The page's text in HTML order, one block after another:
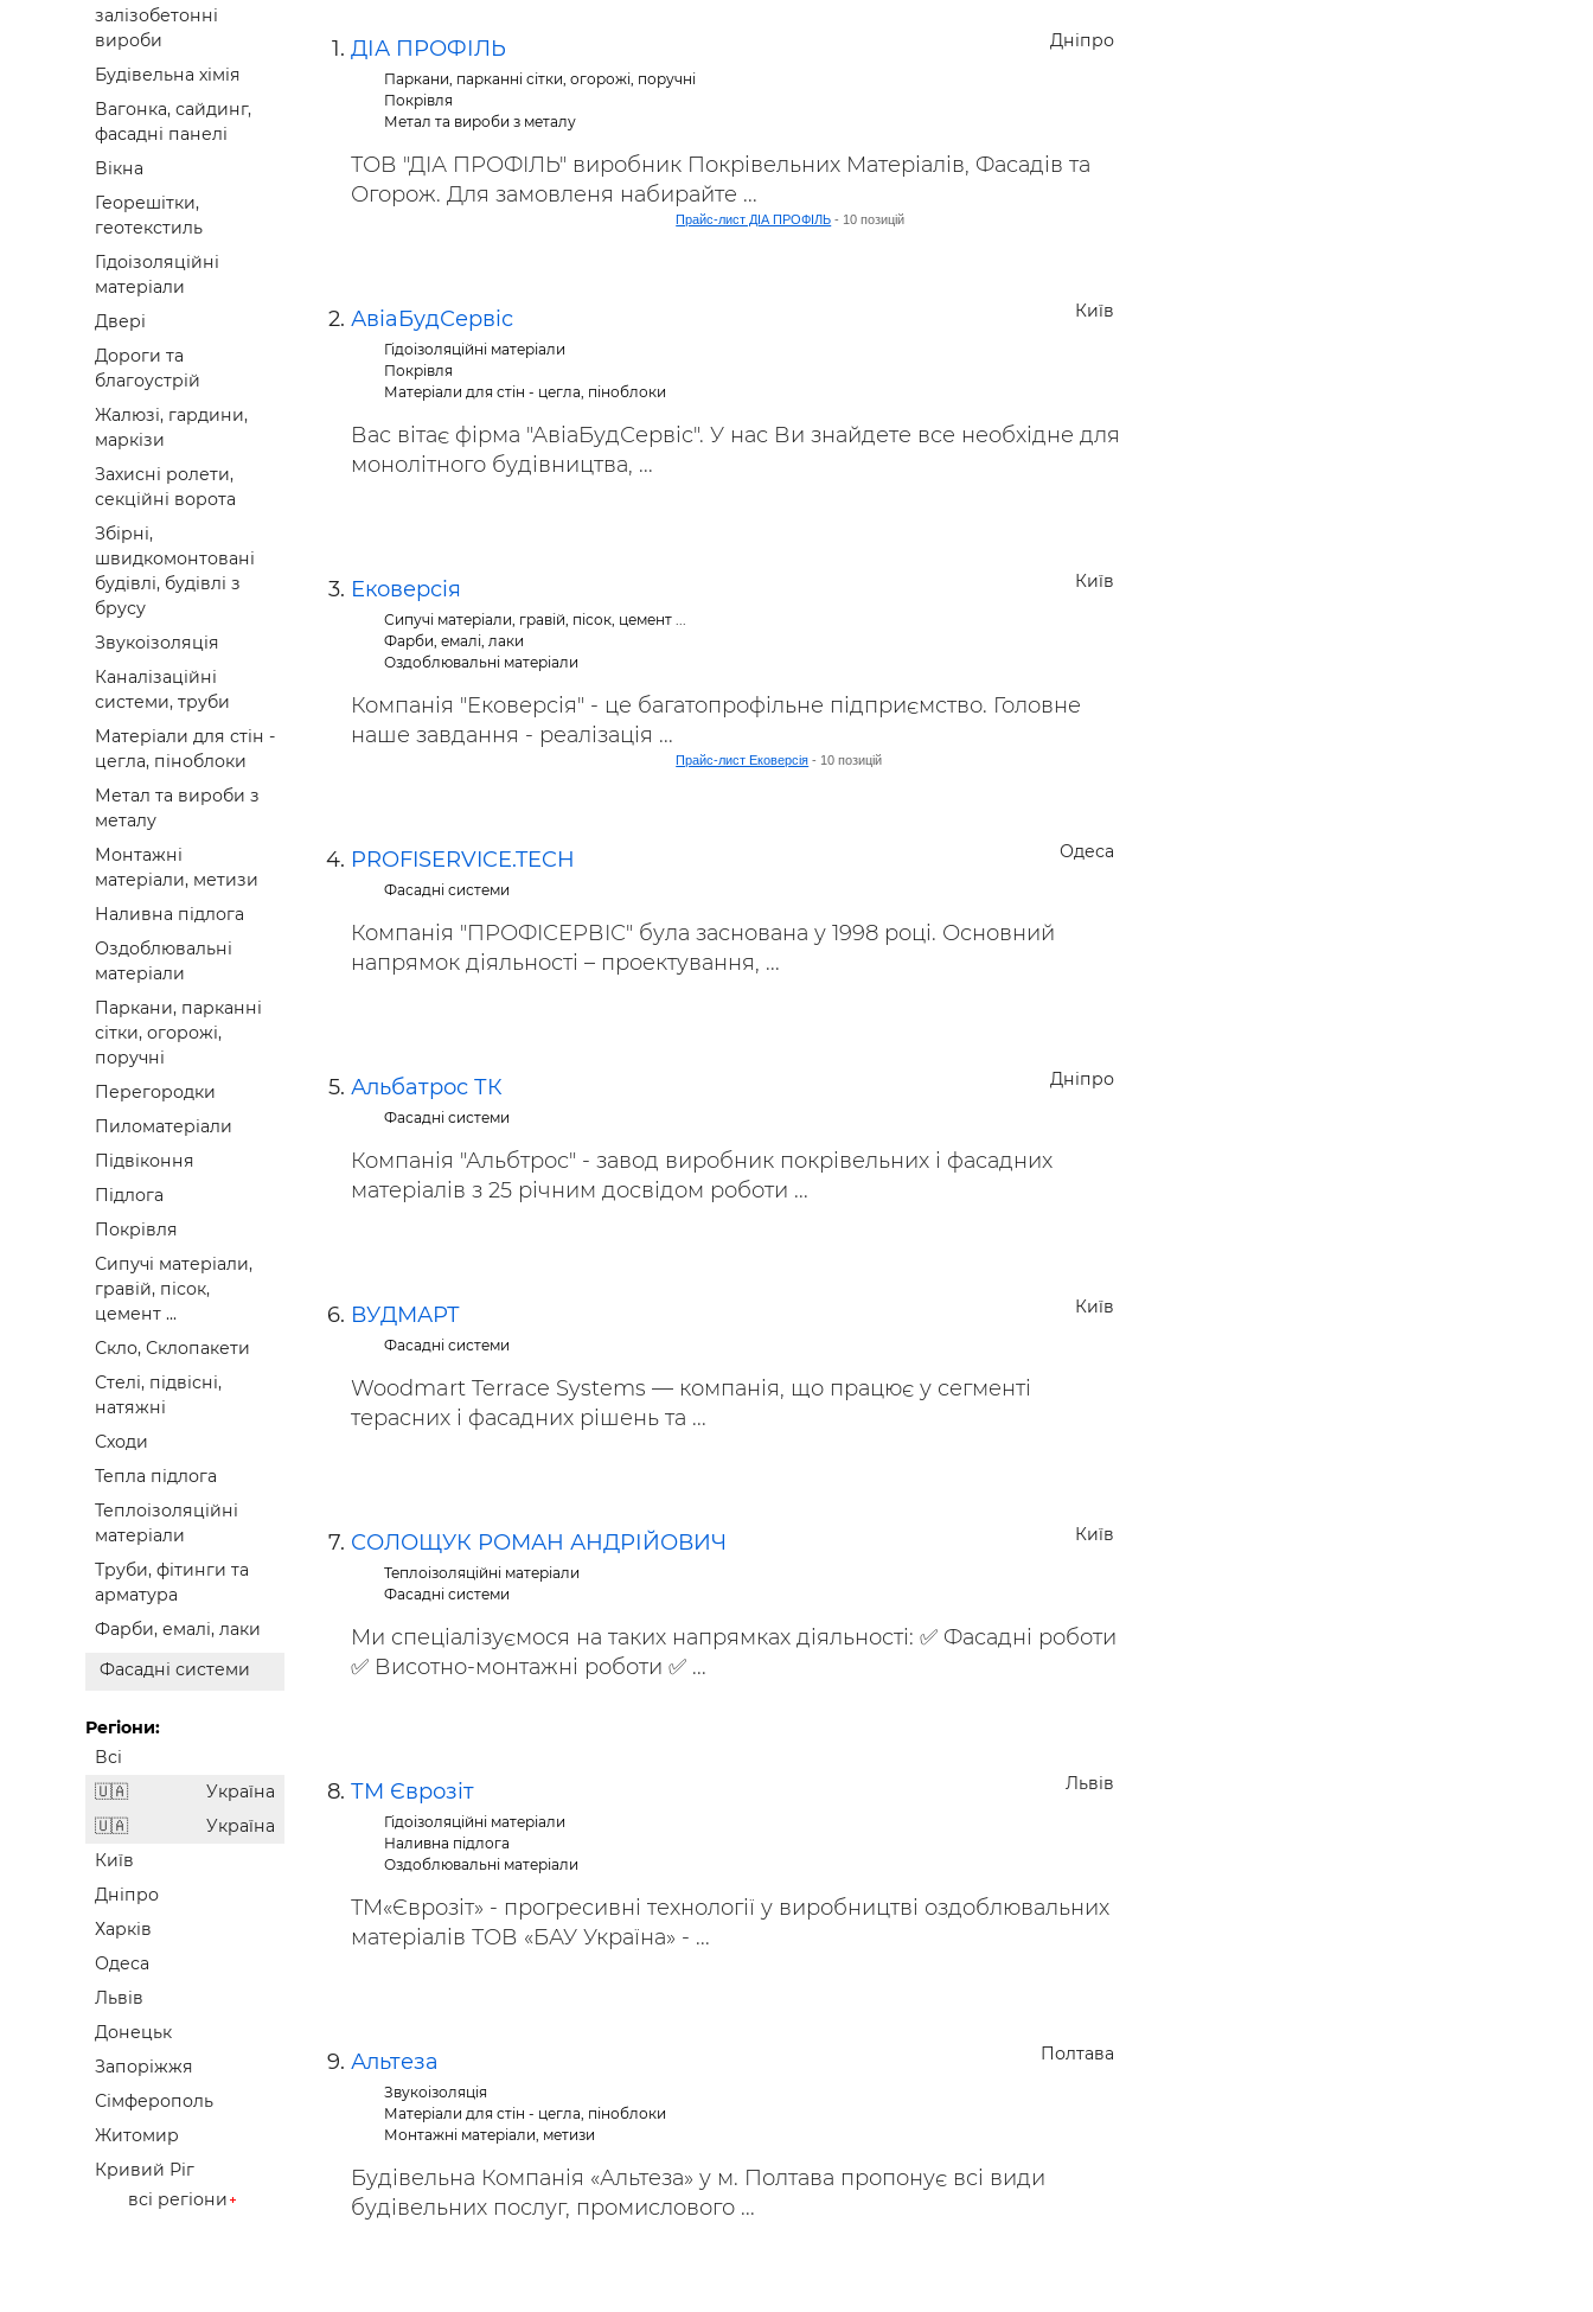
залізобетонні
вироби
Будівельна хімія
Вагонка, сайдинг,
фасадні панелі
Вікна
Георешітки,
геотекстиль
Гідоізоляційні
матеріали
Двері
Дороги та
благоустрій
Жалюзі, гардини,
маркізи
Захисні ролети,
секційні ворота
Збірні,
швидкомонтовані
будівлі, будівлі з
брусу
Звукоізоляція
Каналізаційні
системи, труби
Матеріали для стін -
цегла, піноблоки
Метал та вироби з
металу
Монтажні
матеріали, метизи
Наливна підлога
Оздоблювальні
матеріали
Паркани, парканні
сітки, огорожі,
поручні
Перегородки
Пиломатеріали
Підвіконня
Підлога
Покрівля
Сипучі матеріали,
гравій, пісок,
цемент ...
Скло, Склопакети
Стелі, підвісні,
натяжні
Сходи
Тепла підлога
Теплоізоляційні
матеріали
Труби, фітинги та
арматура
Фарби, емалі, лаки
Фасадні системи
Регіони:
Всі
Україна
Україна
Київ
Дніпро
Харків
Одеса
Львів
Донецьк
Запоріжжя
Сімферополь
Житомир
Кривий Ріг
всі регіони
Дніпро
ДІА ПРОФІЛЬ
Паркани, парканні сітки, огорожі, поручні
Покрівля
Метал та вироби з металу
ТОВ "ДІА ПРОФІЛЬ" виробник Покрівельних Матеріалів, Фасадів та
Огорож. Для замовленя набирайте ...
Прайс-лист ДІА ПРОФІЛЬ - 10 позицій
Київ
АвіаБудСервіс
Гідоізоляційні матеріали
Покрівля
Матеріали для стін - цегла, піноблоки
Вас вітає фірма "АвіаБудСервіс". У нас Ви знайдете все необхідне для
монолітного будівництва, ...
Київ
Ековерсія
Сипучі матеріали, гравій, пісок, цемент ...
Фарби, емалі, лаки
Оздоблювальні матеріали
Компанія "Ековерсія" - це багатопрофільне підприємство. Головне
наше завдання - реалізація ...
Прайс-лист Ековерсія - 10 позицій
Одеса
PROFISERVICE.TECH
Фасадні системи
Компанія "ПРОФІСЕРВІС" була заснована у 1998 році. Основний
напрямок діяльності – проектування, ...
Дніпро
Альбатрос ТК
Фасадні системи
Компанія "Альбтрос" - завод виробник покрівельних і фасадних
матеріалів з 25 річним досвідом роботи ...
Київ
ВУДМАРТ
Фасадні системи
Woodmart Terrace Systems — компанія, що працює у сегменті
терасних і фасадних рішень та ...
Київ
СОЛОЩУК РОМАН АНДРІЙОВИЧ
Теплоізоляційні матеріали
Фасадні системи
Ми спеціалізуємося на таких напрямках діяльності: ✅ Фасадні роботи
✅ Висотно-монтажні роботи ✅ ...
Львів
ТМ Єврозіт
Гідоізоляційні матеріали
Наливна підлога
Оздоблювальні матеріали
ТМ«Єврозіт» - прогресивні технології у виробництві оздоблювальних
матеріалів ТОВ «БАУ Україна» - ...
Полтава
Альтеза
Звукоізоляція
Матеріали для стін - цегла, піноблоки
Монтажні матеріали, метизи
Будівельна Компанія «Альтеза» у м. Полтава пропонує всі види
будівельних послуг, промислового ...